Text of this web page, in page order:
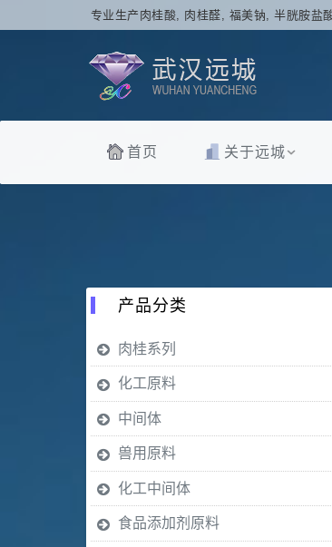
专业生产肉桂酸, 肉桂醛, 福美钠, 半胱胺盐
首页 关于远城
产品分类
肉桂系列
化工原料
中间体
兽用原料
化工中间体
食品添加剂原料